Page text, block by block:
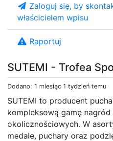
SUTEMI - Trofea
Dodano: 1 miesiąc 1 tydzień temu
SUTEMI to producent
kompleksową gamę
okolicznościowych. W
medale, puchary oraz
Zaloguj się, by
właścicielem wpisu
Raportuj